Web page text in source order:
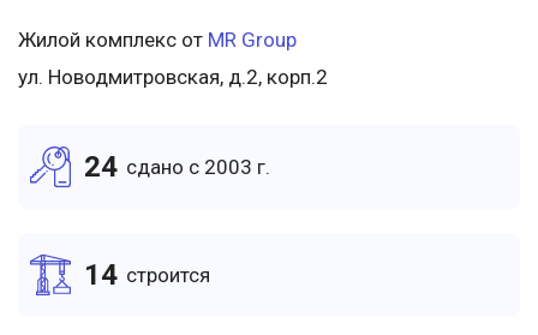
Жилой комплекс от MR Group
ул. Новодмитровская, д.2, корп.2
24 cдано c 2003 г.
14 cтроится